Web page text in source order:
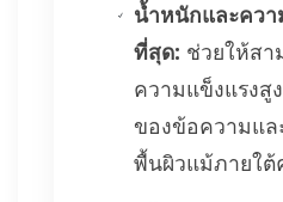
น้ำหนักและควา
ที่สุด: ช่วยให้สา
ความแข็งแรงสู
ของข้อความแล
พื้นผิวแม้ภายใต้